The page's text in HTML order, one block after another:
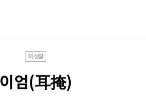
의생활
이엄(耳掩)